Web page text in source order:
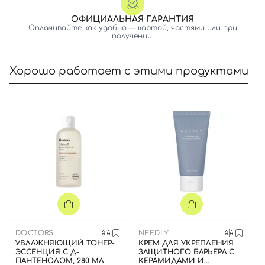
ОФИЦИАЛЬНАЯ ГАРАНТИЯ
Оплачивайте как удобно — картой, частями или при
получении.
Хорошо работает с этими продуктами
DOCTORS
УВЛАЖНЯЮЩИЙ ТОНЕР-
ЭССЕНЦИЯ С Д-
ПАНТЕНОЛОМ, 280 МЛ
NEEDLY
КРЕМ ДЛЯ УКРЕПЛЕНИЯ
ЗАЩИТНОГО БАРЬЕРА С
КЕРАМИДАМИ И
Вход